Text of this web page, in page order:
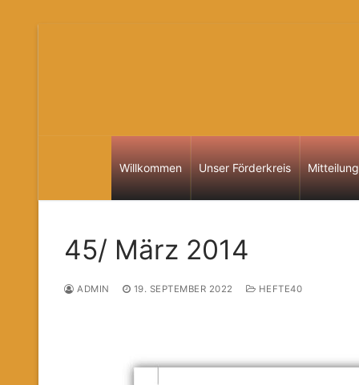
Willkommen Unser Förderkreis
45/ März 2014
ADMIN 19. SEPTEMBER 2022 HEFTE40